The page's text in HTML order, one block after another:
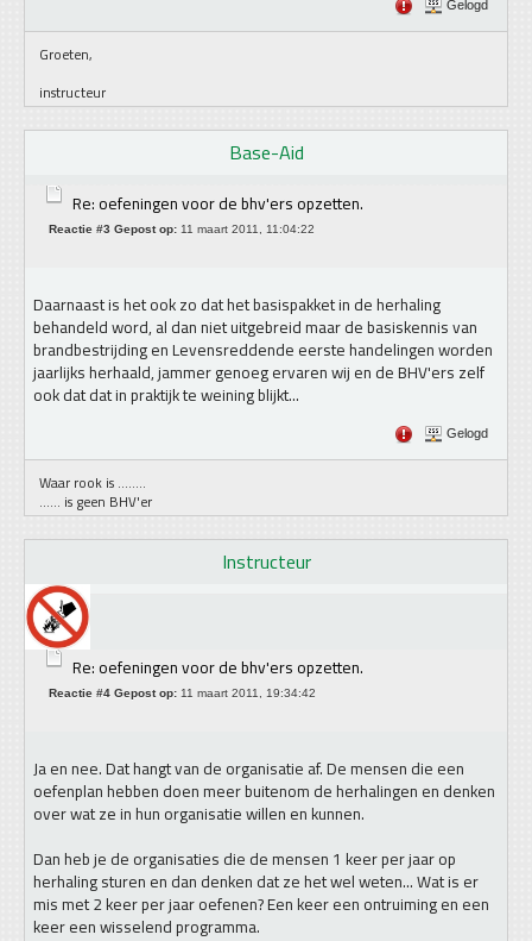
Gelogd
Groeten,
instructeur
Base-Aid
Re: oefeningen voor de bhv'ers opzetten.
Reactie #3 Gepost op: 11 maart 2011, 11:04:22
Daarnaast is het ook zo dat het basispakket in de herhaling
behandeld word, al dan niet uitgebreid maar de basiskennis van
brandbestrijding en Levensreddende eerste handelingen worden
jaarlijks herhaald, jammer genoeg ervaren wij en de BHV'ers zelf
ook dat dat in praktijk te weining blijkt...
Gelogd
Waar rook is ........
...... is geen BHV'er
Instructeur
Re: oefeningen voor de bhv'ers opzetten.
Reactie #4 Gepost op: 11 maart 2011, 19:34:42
Ja en nee. Dat hangt van de organisatie af. De mensen die een
oefenplan hebben doen meer buitenom de herhalingen en denken
over wat ze in hun organisatie willen en kunnen.
Dan heb je de organisaties die de mensen 1 keer per jaar op
herhaling sturen en dan denken dat ze het wel weten... Wat is er
mis met 2 keer per jaar oefenen? Een keer een ontruiming en een
keer een wisselend programma.